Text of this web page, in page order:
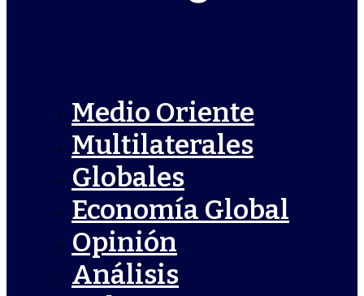
Medio Oriente
Multilaterales
Globales
Economía Global
Opinión
Análisis